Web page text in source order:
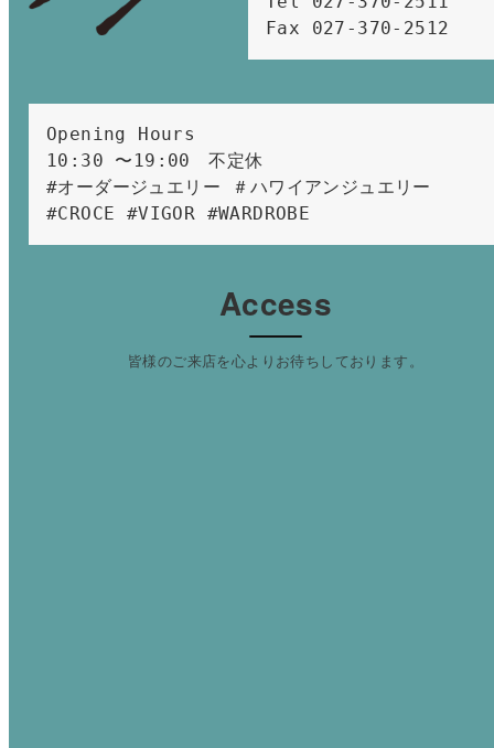
Fax 027-370-2512
Opening Hours
10:30 〜19:00　不定休
#オーダージュエリー ＃ハワイアンジュエリー
#CROCE #VIGOR #WARDROBE
Access
皆様のご来店を心よりお待ちしております。